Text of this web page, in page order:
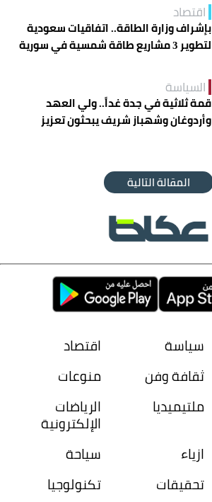
اقتصاد
بإشراف وزارة الطاقة.. اتفاقيات سعودية
لتطوير 3 مشاريع طاقة شمسية في سورية
السياسة
قمة ثلاثية في جدة غداً.. ولي العهد
وأردوغان وشهباز شريف يبحثون تعزيز
المقالة التالية
سياسة
اقتصاد
ثقافة وفن
منوعات
ملتيميديا الرياضات
الإلكترونية
ازياء
سياحة
تحقيقات تكنولوجيا